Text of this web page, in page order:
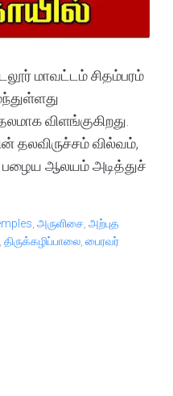
மாவட்டம் சிதம்பரம்
விளங்குகிறது.
வில்வம்,
ஆலயம் அடித்துச்
அருளிசை அற்புத
திருக்கழிப்பாலை பைரவர்